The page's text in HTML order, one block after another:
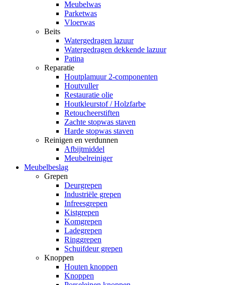
Meubelwas
Parketwas
Vloerwas
Beits
Watergedragen lazuur
Watergedragen dekkende lazuur
Patina
Reparatie
Houtplamuur 2-componenten
Houtvuller
Restauratie olie
Houtkleurstof / Holzfarbe
Retoucheerstiften
Zachte stopwas staven
Harde stopwas staven
Reinigen en verdunnen
Afbijtmiddel
Meubelreiniger
Meubelbeslag
Grepen
Deurgrepen
Industriële grepen
Infreesgrepen
Kistgrepen
Komgrepen
Ladegrepen
Ringgrepen
Schuifdeur grepen
Knoppen
Houten knoppen
Knoppen